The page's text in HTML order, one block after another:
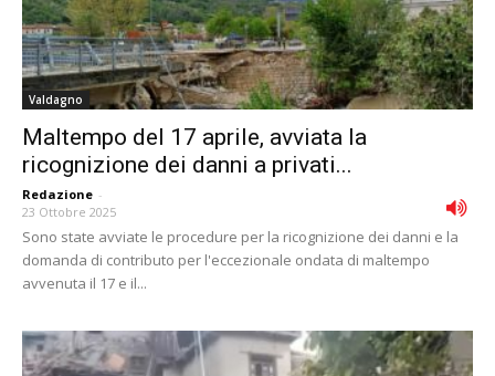
Valdagno
Maltempo del 17 aprile, avviata la
ricognizione dei danni a privati...
Redazione -
23 Ottobre 2025
Sono state avviate le procedure per la ricognizione dei danni e la
domanda di contributo per l'eccezionale ondata di maltempo
avvenuta il 17 e il...